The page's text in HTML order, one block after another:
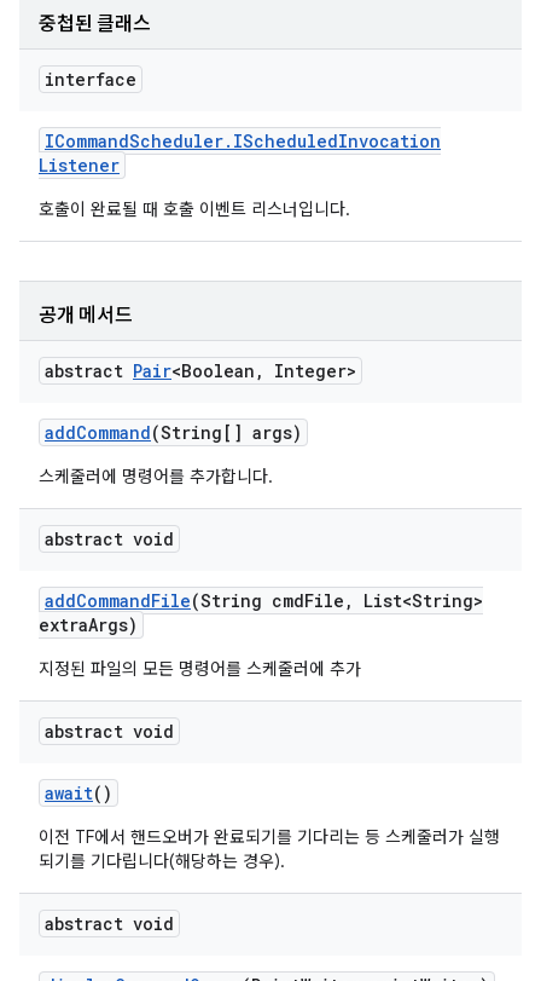
중첩된 클래스
interface
ICommandScheduler. IScheduledInvocation
Listener
호출이 완료될 때 호출 이벤트 리스너입니다.
공개 메서드
abstract Pair<Boolean , Integer>
addCommand(String[] args)
스케줄러에 명령어를 추가합니다.
abstract void
addCommandFile(String cmdFile ,
List<String>
extraArgs)
지정된 파일의 모든 명령어를 스케줄러에 추가
abstract void
await()
이전 TF에서 핸드오버가 완료되기를 기다리는 등 스케줄러가 실행
되기를 기다립니다(해당하는 경우).
abstract void